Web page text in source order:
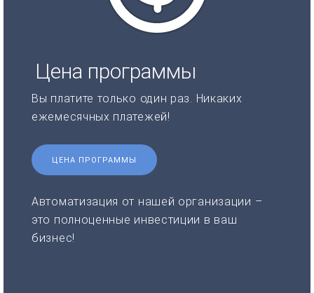
Цена программы
Вы платите только один раз. Никаких
ежемесячных платежей!
ЦЕНА ПРОГРАММЫ
Автоматизация от нашей организации –
это полноценные инвестиции в ваш
бизнес!